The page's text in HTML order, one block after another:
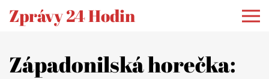
Zprávy 24 Hodin
Západonilská horečka: